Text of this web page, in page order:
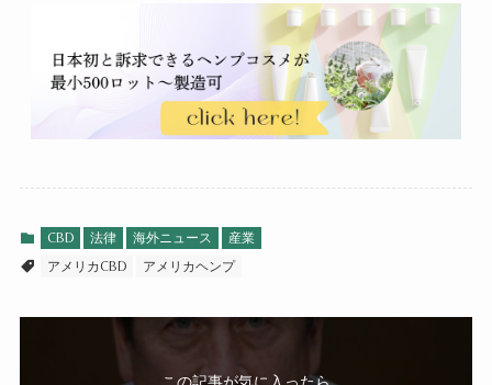
CBD 法律 海外ニュース
産業
アメリカCBD
アメリカヘンプ